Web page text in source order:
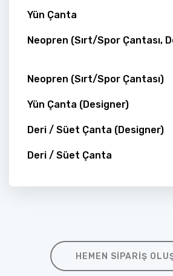
Yün Çanta
Neopren (Sırt/Spor Çantası,
Neopren (Sırt/Spor Çantası)
Yün Çanta (Designer)
Deri / Süet Çanta (Designer)
Deri / Süet Çanta
HEMEN SIPARIŞ